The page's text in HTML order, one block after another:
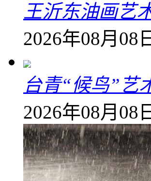
王沂东油画艺
2026年08月08
台青“候鸟”艺
2026年08月08